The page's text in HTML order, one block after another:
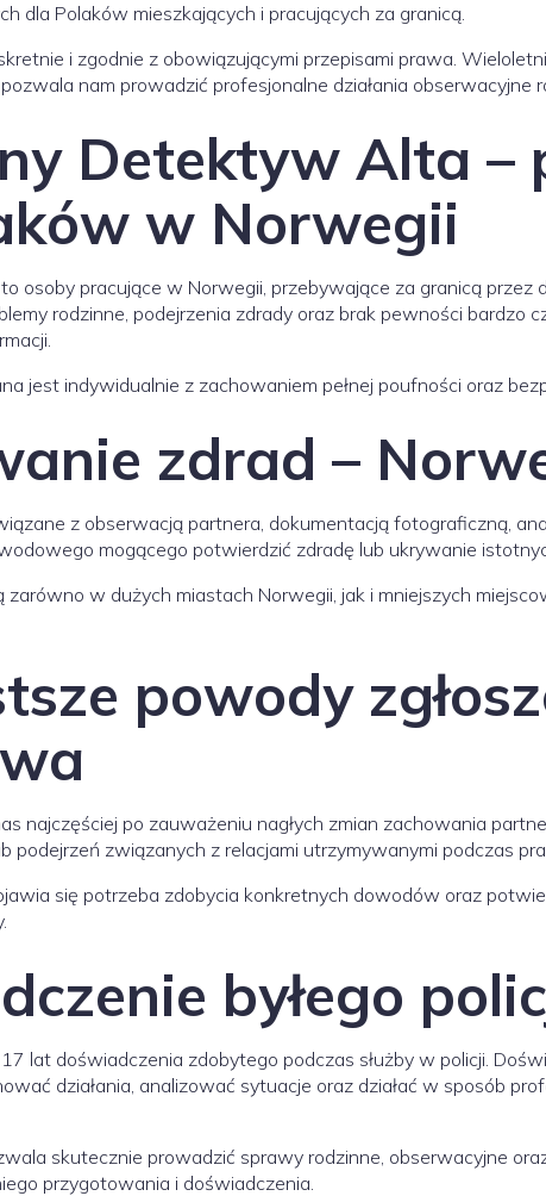
dla Polaków mieszkających i pracujących za granicą.
i zgodnie z obowiązującymi przepisami prawa.
nam prowadzić profesjonalne działania obserwacyjne
Detektyw Alta –
w Norwegii
osoby pracujące w Norwegii, przebywające za granicą przez
rodzinne, podejrzenia zdrady oraz brak pewności bardzo
jest indywidualnie z zachowaniem pełnej poufności oraz
zdrad –
z obserwacją partnera, dokumentacją fotograficzną,
mogącego potwierdzić zdradę lub ukrywanie
zarówno w dużych miastach Norwegii, jak i mniejszych
powody
najczęściej po zauważeniu nagłych zmian zachowania
podejrzeń związanych z relacjami utrzymywanymi podczas
się potrzeba zdobycia konkretnych dowodów oraz
byłego
lat doświadczenia zdobytego podczas służby w policji.
działania, analizować sytuacje oraz działać w sposób
skutecznie prowadzić sprawy rodzinne, obserwacyjne
przygotowania i doświadczenia.